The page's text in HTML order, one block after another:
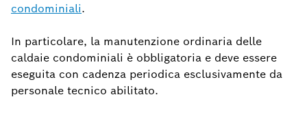
condominiali.
In particolare, la manutenzione ordinaria delle
caldaie condominiali è obbligatoria e deve essere
eseguita con cadenza periodica esclusivamente da
personale tecnico abilitato.